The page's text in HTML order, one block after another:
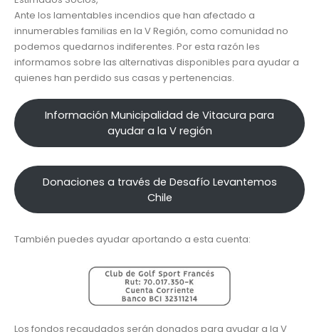
Ante los lamentables incendios que han afectado a
innumerables familias en la V Región, como comunidad no
podemos quedarnos indiferentes. Por esta razón les
informamos sobre las alternativas disponibles para ayudar a
quienes han perdido sus casas y pertenencias.
Información Municipalidad de Vitacura para
ayudar a la V región
Donaciones a través de Desafío Levantemos
Chile
También puedes ayudar aportando a esta cuenta:
Los fondos recaudados serán donados para ayudar a la V